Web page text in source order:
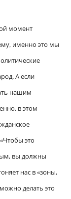
момент
именно это мы
А если
нашим
в этом
это
вы должны
нас в «зоны,
делать это